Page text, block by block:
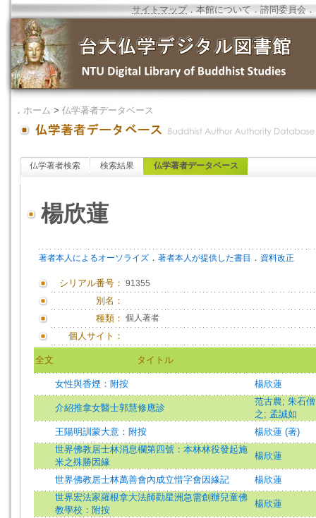
サイトマップ．本館について ．諮問委員会 ．
． ホーム > 仏学著者データベース
仏学著者検索 検索結果 仏学著者データベース
楊欣蓮
著者本人によるオーソライズ ． 著者本人が提供した書目 ． 資料改正
シリアル番号： 91355
別名：
種類： 個人著者
個人サイト：
全文 タイトル
女性與香煙：附按 楊欣蓮
介紹推拿女醫士郭慧修應診
范古農; 朱石僧
之 ; 孟誠如
王陽明訓蒙大意：附按
楊欣蓮 (著)
世界佛教居士林消息欄第四號：本林林役發起施
米之殊勝因緣
楊欣蓮
世界佛教居士林萬善會內成立惜字會因緣記
楊欣蓮
世界宏法家羅根拿大法師勸星洲急需創辦兒童佛
教學校：附按
楊欣蓮